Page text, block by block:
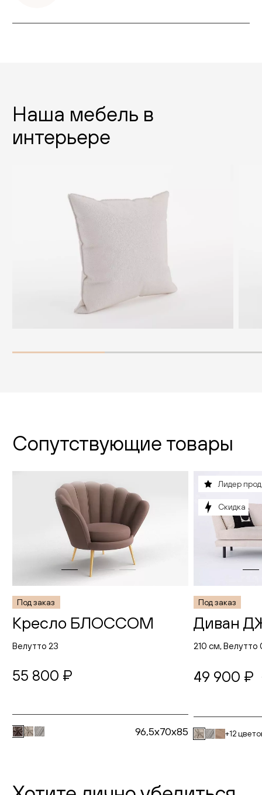
Наша мебель в
интерьере
Сопутствующие товары
Кресло БЛОССОМ
Под заказ
Велутто 23
55 800 ₽
96,5x70x85
Лидер
Скидка
Диван
Под заказ
210 см, Велутто
49 900 ₽
+12